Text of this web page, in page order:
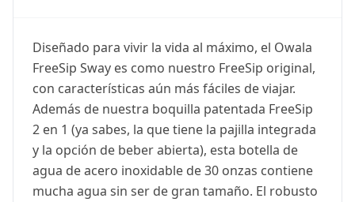
Diseñado para vivir la vida al máximo, el Owala
FreeSip Sway es como nuestro FreeSip original,
con características aún más fáciles de viajar.
Además de nuestra boquilla patentada FreeSip
2 en 1 (ya sabes, la que tiene la pajilla integrada
y la opción de beber abierta), esta botella de
agua de acero inoxidable de 30 onzas contiene
mucha agua sin ser de gran tamaño. El robusto